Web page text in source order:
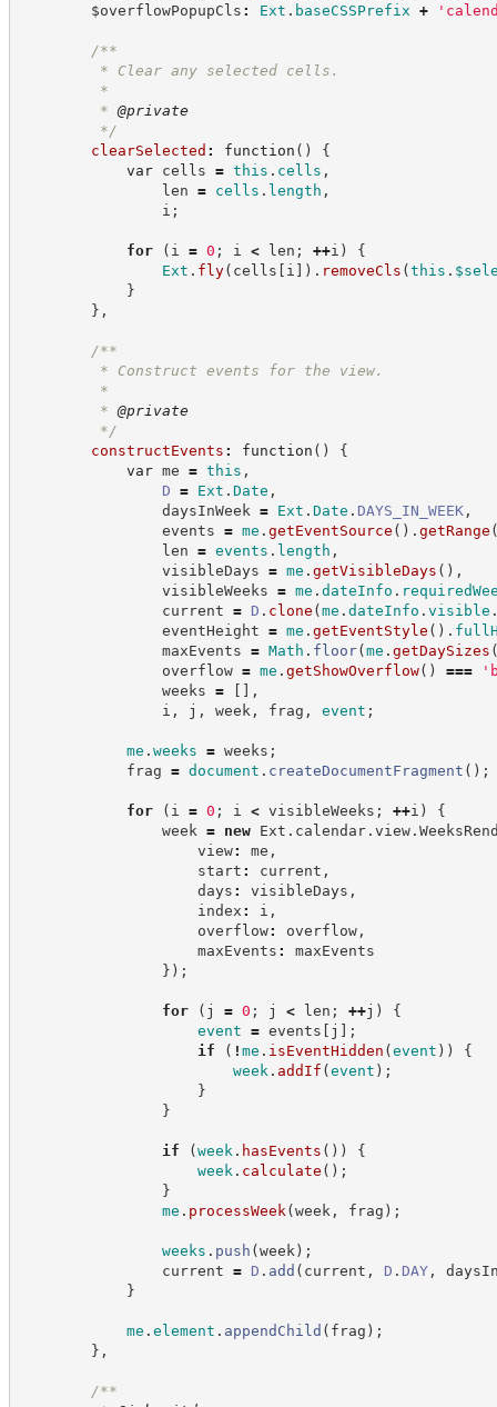
$overflowPopupCls : Ext . baseCSSPrefix + '
/**
* Clear any selected cells.
*
* @private
*/
clearSelected : function ( )
{
var cells = this . cells ,
len = cells . length ,
i ;
for ( i = 0 ; i < len ; ++i )
{
Ext . fly( cells [ i ] ) . removeCls (this .
}
} ,
/**
* Construct events for the view.
*
* @private
*/
constructEvents : function ( )
{
var me = this ,
D
= Ext .Date ,
daysInWeek = Ext .Date . DAYS_IN_WEEK ,
events = me .getEventSource ( ) .getRange
len = events . length ,
visibleDays = me .getVisibleDays ( ) ,
visibleWeeks = me .dateInfo .
current = D . clone (me .dateInfo .visible
eventHeight = me .getEventStyle ( ) .
maxEvents = Math . floor(me .getDaySizes
overflow = me .getShowOverflow( ) === '
weeks = [ ] ,
i , j , week , frag , event ;
me .weeks = weeks ;
frag = document . createDocumentFragment ( ) ;
for ( i = 0 ; i < visibleWeeks ; ++i )
{
week = new Ext . calendar .view .
view: me ,
start : current ,
days : visibleDays ,
index : i ,
overflow: overflow ,
maxEvents :
maxEvents
} ) ;
for ( j = 0 ; j < len ; ++j )
{
event
= events [ j ] ;
if
( !me . isEventHidden (event ) )
{
week . addIf (event ) ;
}
}
if (week . hasEvents ( ) )
{
week . calculate ( ) ;
}
me . processWeek (week , frag ) ;
weeks . push (week ) ;
current = D . add ( current , D . DAY ,
}
me .element . appendChild ( frag ) ;
} ,
/**